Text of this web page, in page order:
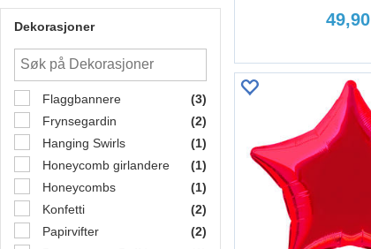
Dekorasjoner
Flaggbannere
(3)
Frynsegardin
(2)
Hanging Swirls
(1)
Honeycomb girlandere
(1)
Honeycombs
(1)
Konfetti
(2)
Papirvifter
(2)
49,90